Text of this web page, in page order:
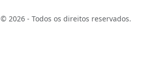
© 2026 - Todos os direitos reservados.